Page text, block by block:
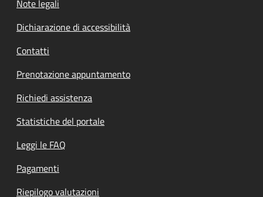
Note legali
Dichiarazione di accessibilità
Contatti
Prenotazione appuntamento
Richiedi assistenza
Statistiche del portale
Leggi le FAQ
Pagamenti
Riepilogo valutazioni